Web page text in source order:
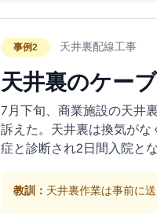
事例2 天井裏配線工事
天井裏のケー
7月下旬、商業施設の天井
訴えた。天井裏は換気が
症と診断され2日間入院とな
教訓： 天井裏作業は事前に